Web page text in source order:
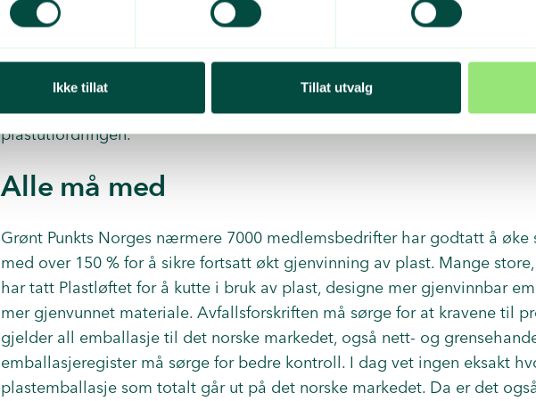
Ikke tillat Tillat utvalg
også nye arbeidsplasser. Vi trenger politikk som fremmer nye satsinger.
Nybrottsarbeid og investeringer for energi og klima er lagt under
regjeringens viktigste verktøykasse for omstilling. Er det på tide med en
sirkulære løsninger, og plast spesielt? Næringsliv og kommuner trenger
plastutfordringen.
Alle må med
Grønt Punkts Norges nærmere 7000 medlemsbedrifter har godtatt å
med over 150 % for å sikre fortsatt økt gjenvinning av plast. Mange
har tatt Plastløftet for å kutte i bruk av plast, designe mer gjenvinnbar
mer gjenvunnet materiale. Avfallsforskriften må sørge for at kravene til
gjelder all emballasje til det norske markedet, også nett- og
emballasjeregister må sørge for bedre kontroll. I dag vet ingen eksakt
plastemballasje som totalt går ut på det norske markedet. Da er det